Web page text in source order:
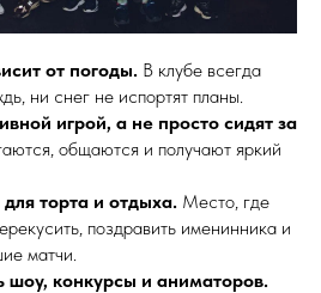
от погоды. В клубе всегда
ни снег не испортят планы.
игрой, а не просто сидят за
общаются и получают яркий
торта и отдыха. Место, где
поздравить именинника и
матчи.
конкурсы и аниматоров.